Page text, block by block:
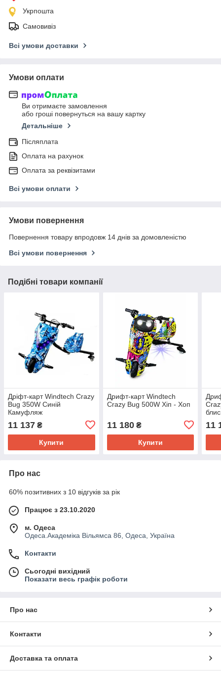
Укрпошта
Самовивіз
Всі умови доставки
Умови оплати
Ви отримаєте замовлення
або гроші повернуться на вашу картку
Детальніше
Післяплата
Оплата на рахунок
Оплата за реквізитами
Всі умови оплати
Умови повернення
Повернення товару впродовж 14 днів за домовленістю
Всі умови повернення
Подібні товари компанії
Дріфт-карт Windtech Crazy
Bug 350W Синій
Камуфляж
11 137 ₴
Купити
Дрифт-карт Windtech
Crazy Bug 500W Хіп - Хоп
11 180₴
Купити
11
Про нас
60% позитивних з 10 відгуків за рік
Працює з 23.10.2020
м. Одеса
Одеса.Академіка Вільямса 86, Одеса, Україна
Контакти
Сьогодні вихідний
Показати весь графік роботи
Про нас
Контакти
Доставка та оплата